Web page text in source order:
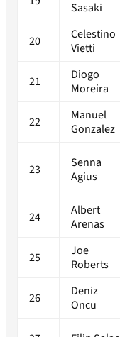
Sasaki
20
Celestino
Vietti
21
Diogo
Moreira
22
Manuel
Gonzalez
23
Senna
Agius
24
Albert
Arenas
25
Joe
Roberts
26
Deniz
Oncu